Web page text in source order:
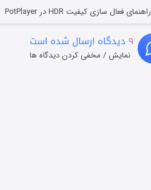
راهنمای فعال سازی کیفیت HDR در PotPlayer
۹ دیدگاه ارسال شده است
نمایش / مخفی کردن دیدگاه ها